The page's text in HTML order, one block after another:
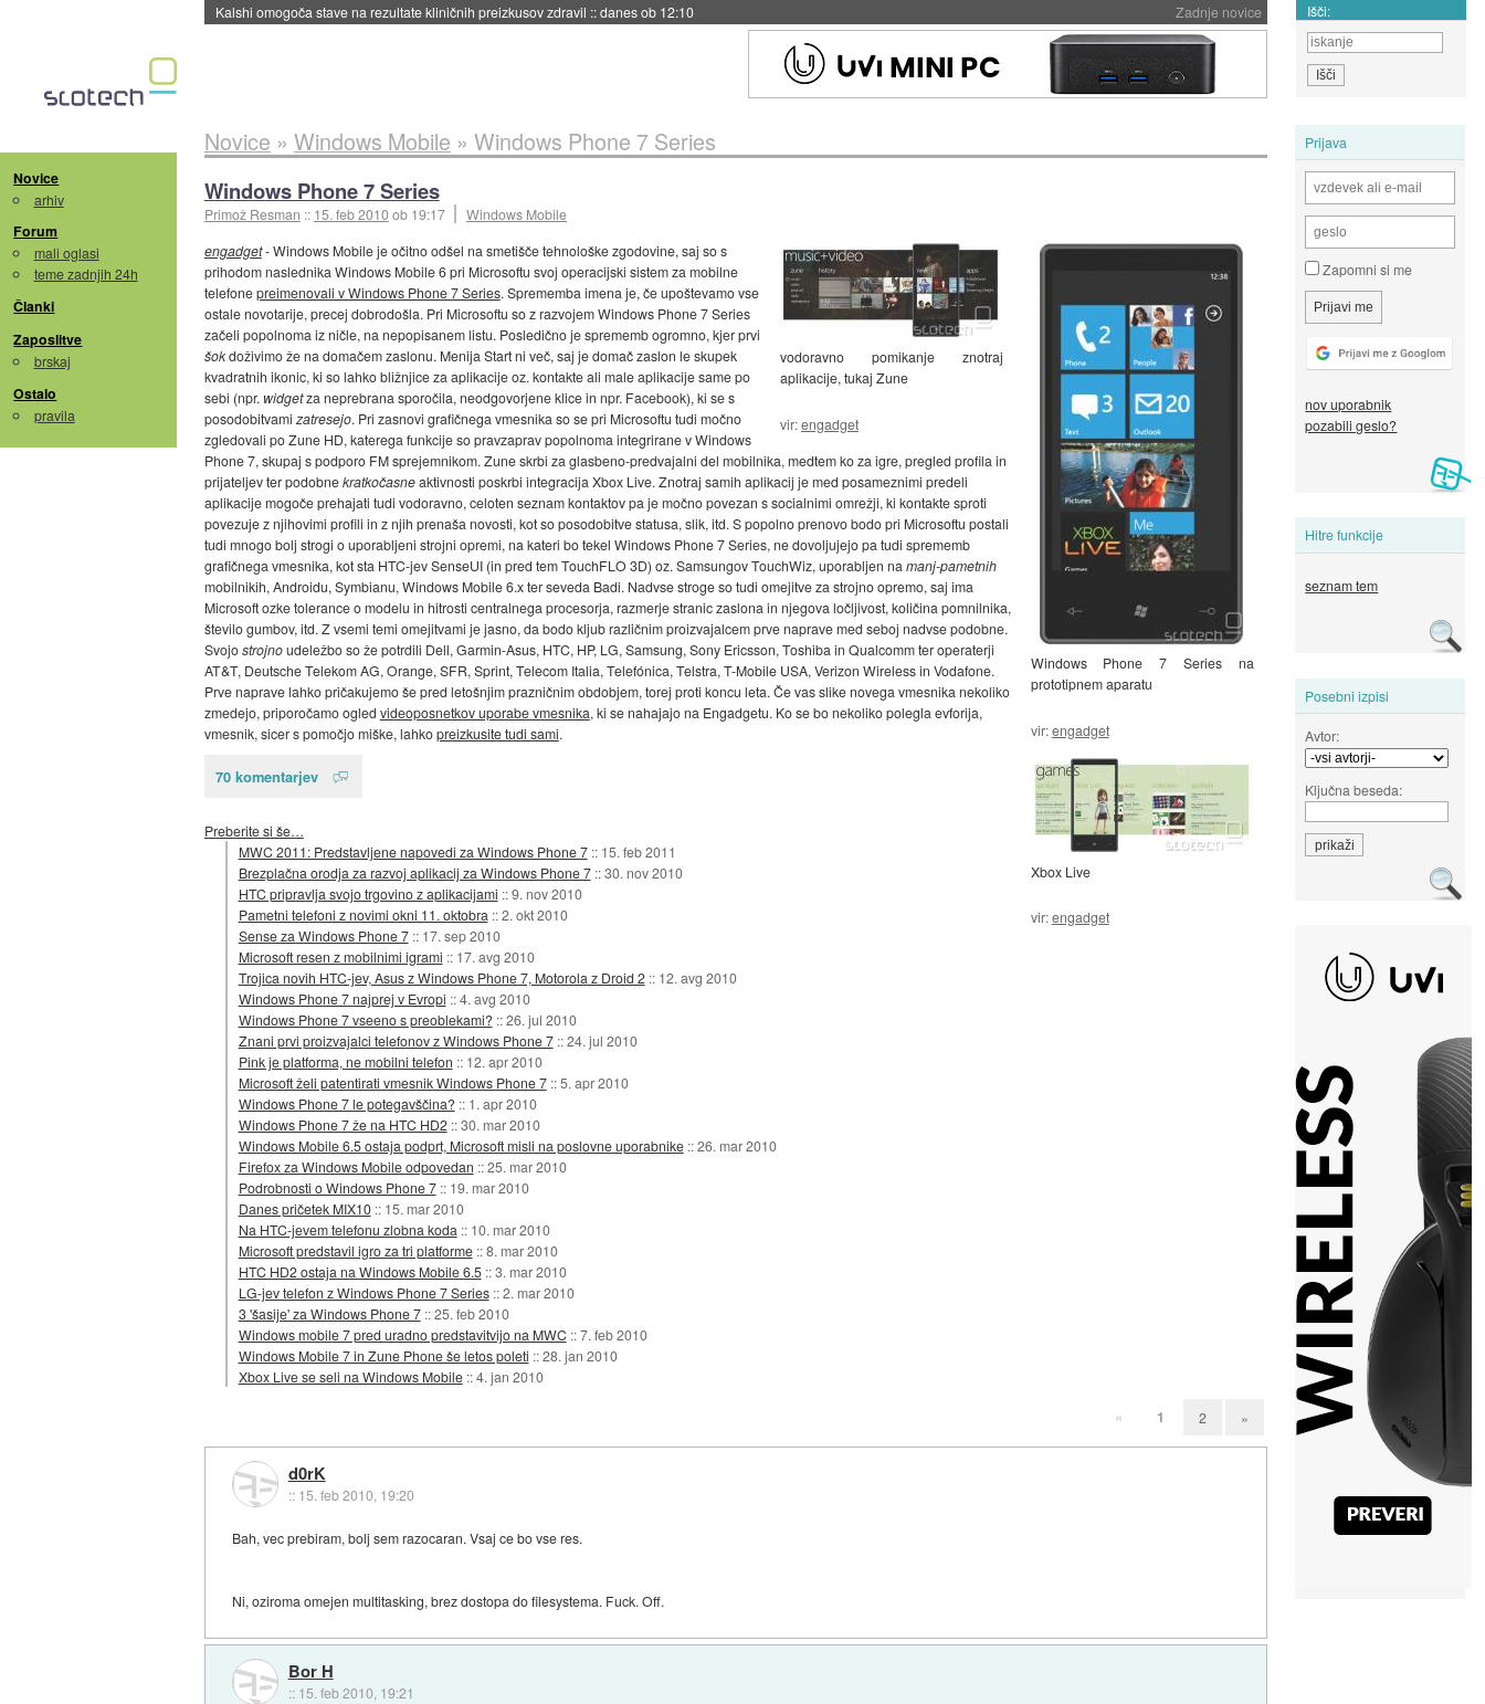
Zadnje novice
Sandisk že prodal več kot polovico SSD-jev za naslednji dve leti::danes ob 11:37 Išči:
Novice
arhiv
Forum
mali oglasi
teme zadnjih 24h
Članki
Zaposlitve
brskaj
Ostalo
pravila
Prijava
Zapomni si me
nov uporabnik
pozabili geslo?
Hitre funkcije
seznam tem
Posebni izpisi
Avtor:
Ključna beseda:
Novice » Windows Mobile » Windows Phone 7 Series
Windows Phone 7 Series
Primož Resman :: 15. feb 2010ob 19:17 Windows Mobile
Windows Phone 7 Series na
prototipnem aparatu
vir:engadget
vodoravno pomikanje znotraj
aplikacije, tukaj Zune
vir:engadget
Xbox Live
vir:engadget
engadget- Windows Mobile je očitno odšel na smetišče tehnološke zgodovine, saj so s
prihodom naslednika Windows Mobile 6 pri Microsoftu svoj operacijski sistem za mobilne
telefonepreimenovali v Windows Phone 7 Series. Sprememba imena je, če upoštevamo vse
ostale novotarije, precej dobrodošla. Pri Microsoftu so z razvojem Windows Phone 7 Series
začeli popolnoma iz ničle, na nepopisanem listu. Posledično je sprememb ogromno, kjer prvi
šokdoživimo že na domačem zaslonu. Menija Start ni več, saj je domač zaslon le skupek
kvadratnih ikonic, ki so lahko bližnjice za aplikacije oz. kontakte ali male aplikacije same po
sebi (npr. widgetza neprebrana sporočila, neodgovorjene klice in npr. Facebook), ki se s
posodobitvami zatresejo. Pri zasnovi grafičnega vmesnika so se pri Microsoftu tudi močno
zgledovali po Zune HD, katerega funkcije so pravzaprav popolnoma integrirane v Windows
Phone 7, skupaj s podporo FM sprejemnikom. Zune skrbi za glasbeno-predvajalni del mobilnika, medtem ko za igre, pregled profila in
prijateljev ter podobnekratkočasneaktivnosti poskrbi integracija Xbox Live. Znotraj samih aplikacij je med posameznimi predeli
aplikacije mogoče prehajati tudi vodoravno, celoten seznam kontaktov pa je močno povezan s socialnimi omrežji, ki kontakte sproti
povezuje z njihovimi profili in z njih prenaša novosti, kot so posodobitve statusa, slik, itd. S popolno prenovo bodo pri Microsoftu postali
tudi mnogo bolj strogi o uporabljeni strojni opremi, na kateri bo tekel Windows Phone 7 Series, ne dovoljujejo pa tudi sprememb
grafičnega vmesnika, kot sta HTC-jev SenseUI (in pred tem TouchFLO 3D) oz. Samsungov TouchWiz, uporabljen na manj-pametnih
mobilnikih, Androidu, Symbianu, Windows Mobile 6.x ter seveda Badi. Nadvse stroge so tudi omejitve za strojno opremo, saj ima
Microsoft ozke tolerance o modelu in hitrosti centralnega procesorja, razmerje stranic zaslona in njegova ločljivost, količina pomnilnika,
število gumbov, itd. Z vsemi temi omejitvami je jasno, da bodo kljub različnim proizvajalcem prve naprave med seboj nadvse podobne.
Svojostrojnoudeležbo so že potrdili Dell, Garmin-Asus, HTC, HP, LG, Samsung, Sony Ericsson, Toshiba in Qualcomm ter operaterji
AT&T, Deutsche Telekom AG, Orange, SFR, Sprint, Telecom Italia, Telefónica, Telstra, T-Mobile USA, Verizon Wireless in Vodafone.
Prve naprave lahko pričakujemo še pred letošnjim prazničnim obdobjem, torej proti koncu leta. Če vas slike novega vmesnika nekoliko
zmedejo, priporočamo ogled videoposnetkov uporabe vmesnika, ki se nahajajo na Engadgetu. Ko se bo nekoliko polegla evforija,
vmesnik, sicer s pomočjo miške, lahkopreizkusite tudi sami.
70 komentarjev
Preberite si še…
MWC 2011: Predstavljene napovedi za Windows Phone 7 :: 15. feb 2011
Brezplačna orodja za razvoj aplikacij za Windows Phone 7 ::30. nov 2010
HTC pripravlja svojo trgovino z aplikacijami ::9. nov 2010
Pametni telefoni z novimi okni 11. oktobra ::2. okt 2010
Sense za Windows Phone 7 :: 17. sep 2010
Microsoft resen z mobilnimi igrami :: 17. avg 2010
Trojica novih HTC-jev, Asus z Windows Phone 7, Motorola z Droid 2 :: 12. avg 2010
Windows Phone 7 najprej v Evropi ::4. avg 2010
Windows Phone 7 vseeno s preoblekami? ::26. jul 2010
Znani prvi proizvajalci telefonov z Windows Phone 7 ::24. jul 2010
Pink je platforma, ne mobilni telefon :: 12. apr 2010
Microsoft želi patentirati vmesnik Windows Phone 7 ::5. apr 2010
Windows Phone 7 le potegavščina? :: 1. apr 2010
Windows Phone 7 že na HTC HD2 ::30. mar 2010
Windows Mobile 6.5 ostaja podprt, Microsoft misli na poslovne uporabnike ::26. mar 2010
Firefox za Windows Mobile odpovedan ::25. mar 2010
Podrobnosti o Windows Phone 7 :: 19. mar 2010
Danes pričetek MIX10 :: 15. mar 2010
Na HTC-jevem telefonu zlobna koda :: 10. mar 2010
Microsoft predstavil igro za tri platforme ::8. mar 2010
HTC HD2 ostaja na Windows Mobile 6.5 ::3. mar 2010
LG-jev telefon z Windows Phone 7 Series ::2. mar 2010
3 'šasije' za Windows Phone 7 ::25. feb 2010
Windows mobile 7 pred uradno predstavitvijo na MWC ::7. feb 2010
Windows Mobile 7 in Zune Phone še letos poleti ::28. jan 2010
Xbox Live se seli na Windows Mobile ::4. jan 2010
« 1 2 »
d0rK
:: 15. feb 2010, 19:20
Bah, vec prebiram, bolj sem razocaran. Vsaj ce bo vse res.
Ni, oziroma omejen multitasking, brez dostopa do filesystema. Fuck. Off.
Bor H
:: 15. feb 2010, 19:21